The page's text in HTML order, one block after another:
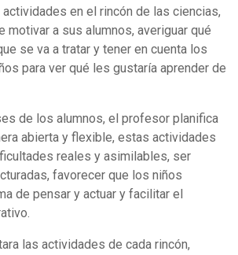
en el rincón de las ciencias,
motivar a sus alumnos, averiguar qué
se va a tratar y tener en cuenta los
para ver qué les gustaría aprender de
de los alumnos, el profesor planifica
abierta y flexible, estas actividades
reales y asimilables, ser
favorecer que los niños
de pensar y actuar y facilitar el
las actividades de cada rincón,